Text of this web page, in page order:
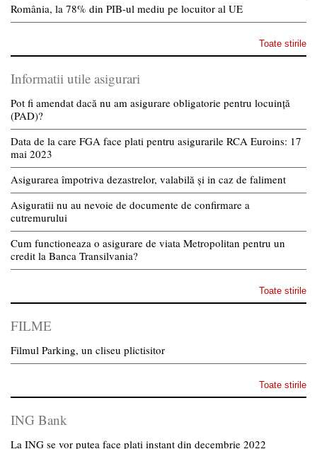
România, la 78% din PIB-ul mediu pe locuitor al UE
Toate stirile
Informatii utile asigurari
Pot fi amendat dacă nu am asigurare obligatorie pentru locuință
(PAD)?
Data de la care FGA face plati pentru asigurarile RCA Euroins: 17
mai 2023
Asigurarea împotriva dezastrelor, valabilă și in caz de faliment
Asiguratii nu au nevoie de documente de confirmare a
cutremurului
Cum functioneaza o asigurare de viata Metropolitan pentru un
credit la Banca Transilvania?
Toate stirile
FILME
Filmul Parking, un cliseu plictisitor
Toate stirile
ING Bank
La ING se vor putea face plati instant din decembrie 2022